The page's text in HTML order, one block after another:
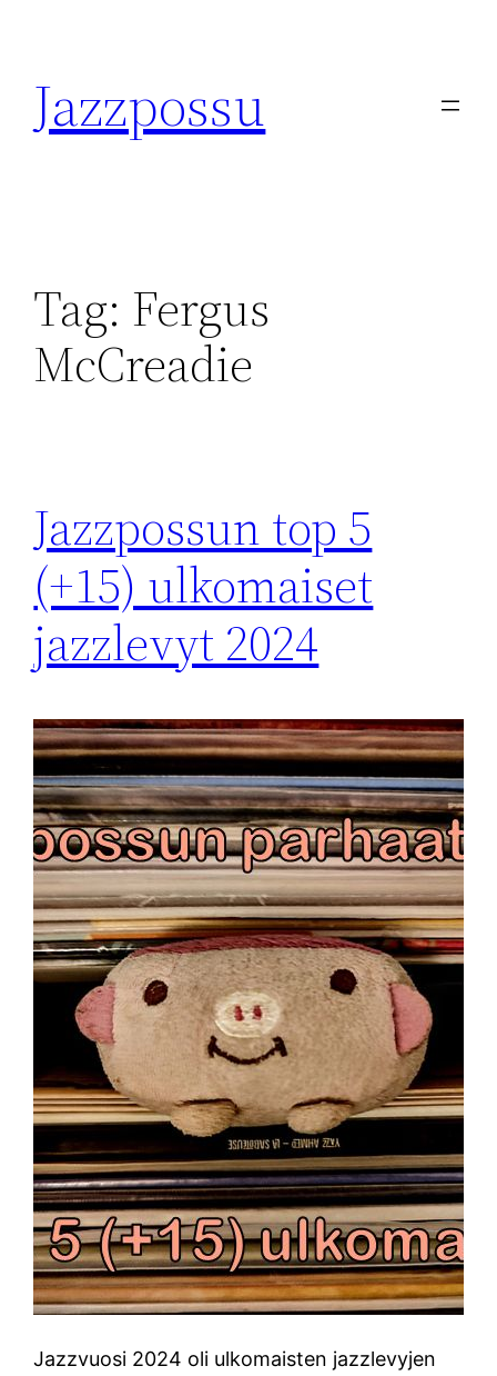
content
Jazzpossu
Tag: Fergus
McCreadie
Jazzpossun top 5
(+15) ulkomaiset
jazzlevyt 2024
Jazzvuosi 2024 oli ulkomaisten jazzlevyjen